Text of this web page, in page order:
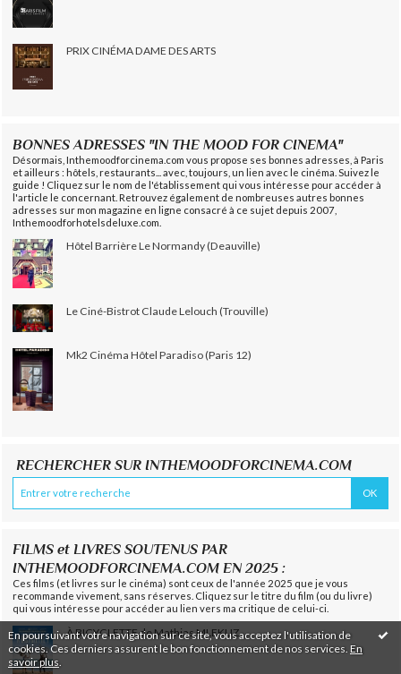
En poursuivant votre navigation sur ce site, vous acceptez l'utilisation de
cookies. Ces derniers assurent le bon fonctionnement de nos services. En
savoir plus
PRIX CINÉMA DAME DES ARTS
BONNES ADRESSES "IN THE MOOD FOR CINEMA"
Désormais, Inthemoodforcinema.com vous propose ses bonnes adresses, à Paris
et ailleurs : hôtels, restaurants... avec, toujours, un lien avec le cinéma. Suivez le
guide ! Cliquez sur le nom de l'établissement qui vous intéresse pour accéder à
l'article le concernant. Retrouvez également de nombreuses autres bonnes
adresses sur mon magazine en ligne consacré à ce sujet depuis 2007,
Inthemoodforhotelsdeluxe.com.
Hôtel Barrière Le Normandy (Deauville)
Le Ciné-Bistrot Claude Lelouch (Trouville)
Mk2 Cinéma Hôtel Paradiso (Paris 12)
RECHERCHER SUR INTHEMOODFORCINEMA.COM
FILMS et LIVRES SOUTENUS PAR
INTHEMOODFORCINEMA.COM EN 2025 :
Ces films (et livres sur le cinéma) sont ceux de l'année 2025 que je vous
recommande vivement, sans réserves. Cliquez sur le titre du film (ou du livre)
qui vous intéresse pour accéder au lien vers ma critique de celui-ci.
À BICYCLETTE de Mathias MLEKUZ